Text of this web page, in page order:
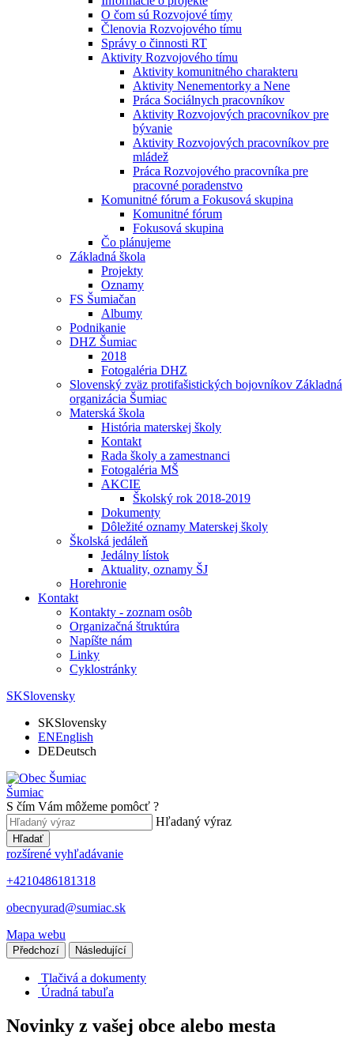
O čom sú Rozvojové tímy
Členovia Rozvojového tímu
Správy o činnosti RT
Aktivity Rozvojového tímu
Aktivity komunitného charakteru
Aktivity Nenementorky a Nene
Práca Sociálnych pracovníkov
Aktivity Rozvojových pracovníkov pre
bývanie
Aktivity Rozvojových pracovníkov pre
mládež
Práca Rozvojového pracovníka pre
pracovné poradenstvo
Komunitné fórum a Fokusová skupina
Komunitné fórum
Fokusová skupina
Čo plánujeme
Základná škola
Projekty
Oznamy
FS Šumiačan
Albumy
Podnikanie
DHZ Šumiac
2018
Fotogaléria DHZ
Slovenský zväz protifašistických bojovníkov Základná
organizácia Šumiac
Materská škola
História materskej školy
Kontakt
Rada školy a zamestnanci
Fotogaléria MŠ
AKCIE
Školský rok 2018-2019
Dokumenty
Dôležité oznamy Materskej školy
Školská jedáleň
Jedálny lístok
Aktuality, oznamy ŠJ
Horehronie
Kontakt
Kontakty - zoznam osôb
Organizačná štruktúra
Napíšte nám
Linky
Cyklostránky
SKSlovensky
SKSlovensky
ENEnglish
DEDeutsch
Šumiac
S čím Vám môžeme pomôcť ?
Hľadaný výraz
Hľadať
rozšírené vyhľadávanie
+4210486181318
obecnyurad@sumiac.sk
Mapa webu
Předchozí Následující
Tlačivá a dokumenty
Úradná tabuľa
Novinky z vašej obce alebo mesta